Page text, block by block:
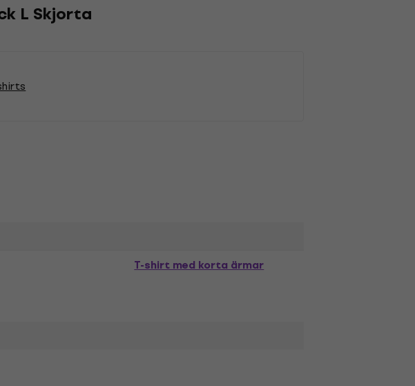
L Skjorta
T-shirt med korta ärmar